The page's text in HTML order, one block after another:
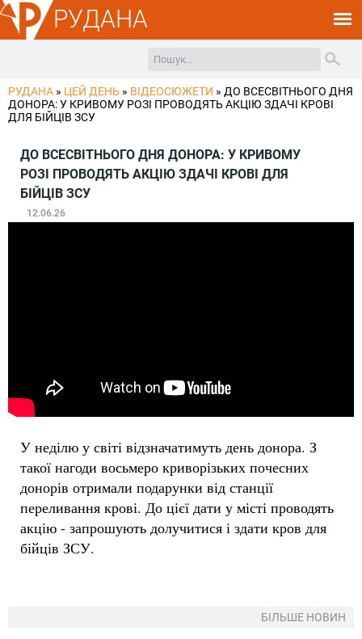
РУДАНА
РУДАНА » ЦЕЙ ДЕНЬ » ВІДЕОСЮЖЕТИ » ДО ВСЕСВІТНЬОГО ДНЯ
ДОНОРА: У КРИВОМУ РОЗІ ПРОВОДЯТЬ АКЦІЮ ЗДАЧІ КРОВІ
ДЛЯ БІЙЦІВ ЗСУ
ДО ВСЕСВІТНЬОГО ДНЯ ДОНОРА: У КРИВОМУ
РОЗІ ПРОВОДЯТЬ АКЦІЮ ЗДАЧІ КРОВІ ДЛЯ
БІЙЦІВ ЗСУ
12.06.26
У неділю у світі відзначатимуть день донора. З
такої нагоди восьмеро криворізьких почесних
донорів отримали подарунки від станції
переливання крові. До цієї дати у місті проводять
акцію - запрошують долучитися і здати кров для
бійців ЗСУ.
БІЛЬШЕ НОВИН